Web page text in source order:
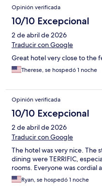
Opinión verificada
10/10 Excepcional
2 de abril de 2026
Traducir con Google
Great hotel very close to the
Therese, se hospedó 1 noche
Opinión verificada
10/10 Excepcional
2 de abril de 2026
Traducir con Google
The hotel was very nice.
dining were TERRIFIC,
rooms. Everyone was cordial
Ryan, se hospedó 1 noche